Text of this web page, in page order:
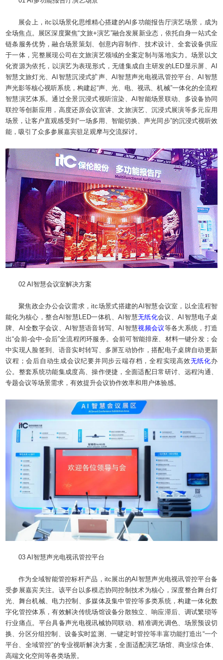
展会上，itc以场景化思维精心搭建的AI多功能报告厅演艺场景，成为
全场焦点。展区深度聚焦“文旅+演艺”融合发展新业态，依托自身一站式全
链条服务优势，融合场景策划、创意内容制作、技术设计、全套设备供应
于一体，完整展现公司在文旅演艺领域的全案定制与落地实力。场景以文
化资源为依托，以演艺为表现形式，无缝集成自主研发的LED显示屏、AI
智慧文旅灯光、AI智慧沉浸式扩声、AI智慧声光电视讯管控平台、AI智慧
声光影等核心视听系统，构建起“声、光、电、视讯、机械”一体化的全流程
智慧演艺体系。通过全景沉浸式视听渲染、AI智能场景联动、多设备协同
联控等创新应用，高度还原会议宣讲、文旅演艺、沉浸式展演等多元应用
场景，让客户直观感受到“一场多用、智能切换、声光同步”的沉浸式视听效
能，吸引了众多参展嘉宾驻足观摩与交流探讨。
02 AI智慧会议室解决方案
聚焦政企办公会议需求，itc场景式搭建的AI智慧会议室，以全流程智
能化为核心，整合AI智慧LED一体机、AI智慧无纸化会议、AI智慧电子桌
牌、AI全数字会议、AI智慧语音转写、AI智慧视频会议等各大系统，打造
出“会前-会中-会后”全流程闭环服务。会前可智能排座、材料一键分发；会
中实现人脸签到、语音实时转写、多屏互动协作，搭配电子桌牌自动更新
议程；会后自动生成会议纪要并同步云端存档，全程实现高效无纸化办
公。整套系统功能集成度高、操作便捷，全面适配日常研讨、远程沟通、
专题会议等场景需求，有效提升会议协作效率和用户体验感。
03 AI智慧声光电视讯管控平台
作为全域智能管控标杆产品，itc展出的AI智慧声光电视讯管控平台备
受参展嘉宾关注。该平台以多模态协同控制技术为核心，深度整合舞台灯
光、舞台机械、电力控制、多媒体及集中管控等多类系统，构建一体化数
字化管控体系，有效解决传统场馆设备分散独立、响应滞后、调试繁琐等
行业痛点。平台具备声光电视讯械协同联动、精准调光调色、场景预设切
换、分区分组控制、设备实时监测、一键定时管控等丰富功能打造出“一个
平台、全域管控”的专业视听解决方案，全面适配演艺场馆、商业综合体、
高端文化空间等各类场景。